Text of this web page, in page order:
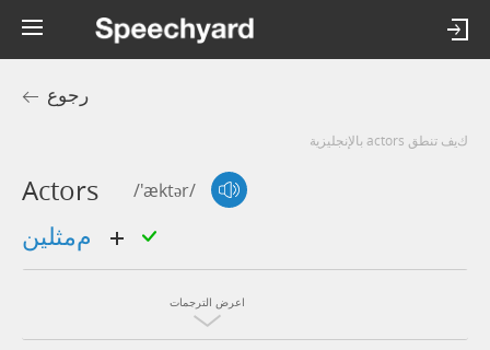
رجوع
كيف تنطق actors بالإنجليزية
Actors /'æktər/
اعرض الترجمات